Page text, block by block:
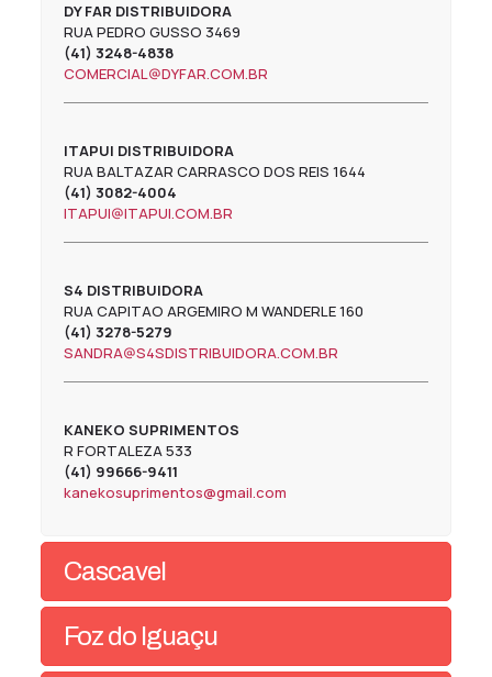
DY FAR DISTRIBUIDORA
RUA PEDRO GUSSO 3469
(41) 3248-4838
COMERCIAL@DYFAR.COM.BR
ITAPUI DISTRIBUIDORA
RUA BALTAZAR CARRASCO DOS REIS 1644
(41) 3082-4004
ITAPUI@ITAPUI.COM.BR
S4 DISTRIBUIDORA
RUA CAPITAO ARGEMIRO M WANDERLE 160
(41) 3278-5279
SANDRA@S4SDISTRIBUIDORA.COM.BR
KANEKO SUPRIMENTOS
R FORTALEZA 533
(41) 99666-9411
kanekosuprimentos@gmail.com
Cascavel
Foz do Iguaçu